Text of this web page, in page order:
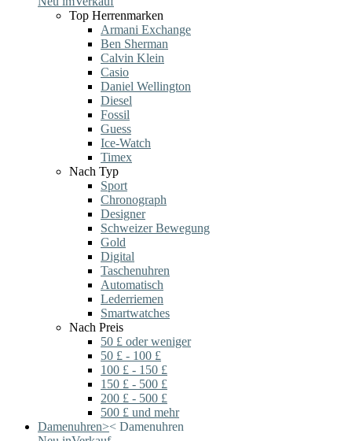
Top Herrenmarken
Armani Exchange
Ben Sherman
Calvin Klein
Casio
Daniel Wellington
Diesel
Fossil
Guess
Ice-Watch
Timex
Nach Typ
Sport
Chronograph
Designer
Schweizer Bewegung
Gold
Digital
Taschenuhren
Automatisch
Lederriemen
Smartwatches
Nach Preis
50 £ oder weniger
50 £ - 100 £
100 £ - 150 £
150 £ - 500 £
200 £ - 500 £
500 £ und mehr
Damenuhren>< Damenuhren